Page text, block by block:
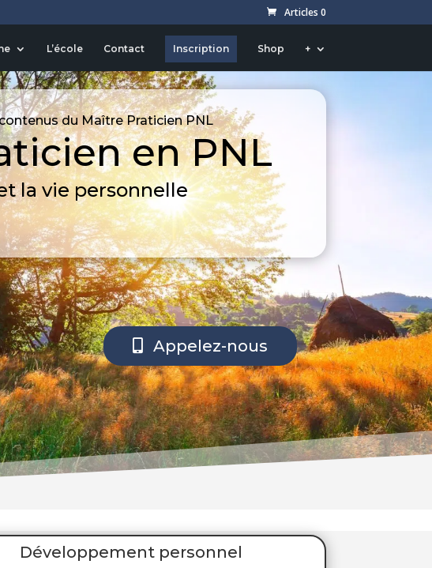
Articles 0
L’école Contact Inscription Shop +
du Maître Praticien PNL
en PNL
la vie personnelle
Appelez-nous
Développement personnel